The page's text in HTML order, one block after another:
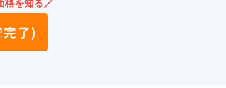
格を知る／
了)